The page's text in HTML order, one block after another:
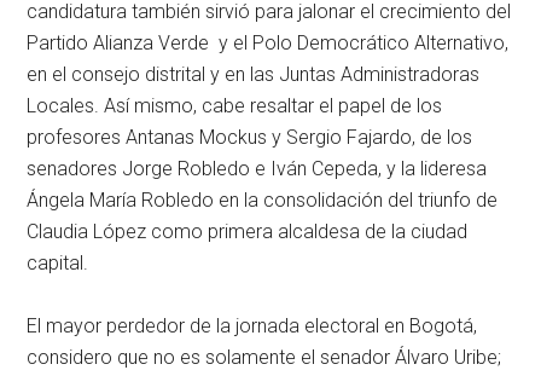
candidatura también sirvió para jalonar el crecimiento del
Partido Alianza Verde y el Polo Democrático Alternativo,
en el consejo distrital y en las Juntas Administradoras
Locales. Así mismo, cabe resaltar el papel de los
profesores Antanas Mockus y Sergio Fajardo, de los
senadores Jorge Robledo e Iván Cepeda, y la lideresa
Ángela María Robledo en la consolidación del triunfo de
Claudia López como primera alcaldesa de la ciudad
capital.
El mayor perdedor de la jornada electoral en Bogotá,
considero que no es solamente el senador Álvaro Uribe;